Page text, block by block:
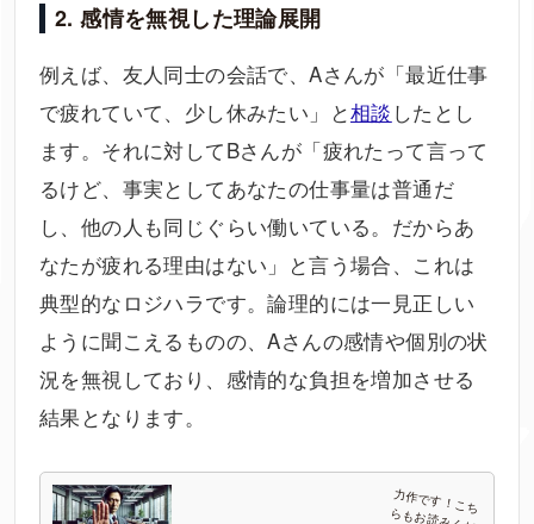
2. 感情を無視した理論展開
例えば、友人同士の会話で、Aさんが「最近仕事
で疲れていて、少し休みたい」と相談 したとし
ます。それに対してBさんが「疲れたって言って
るけど、事実としてあなたの仕事量は普通だ
し、他の人も同じぐらい働いている。だからあ
なたが疲れる理由はない」と言う場合、これは
典型的なロジハラです。論理的には一見正しい
ように聞こえるものの、Aさんの感情や個別の状
況を無視しており、感情的な負担を増加させる
結果となります。